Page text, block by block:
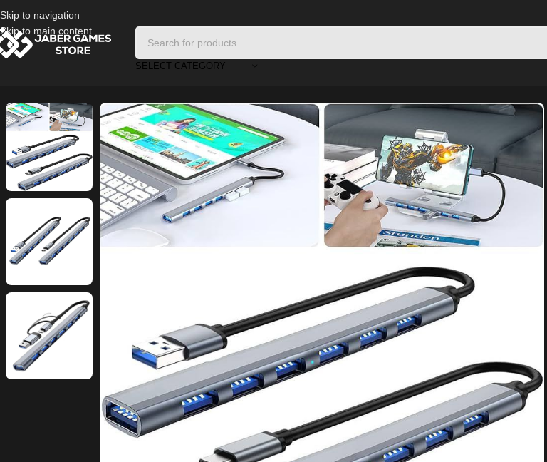
Skip to navigation
Skip to main content
SELECT CATEGORY
7-Port USB 3.0 / Type-C Hub